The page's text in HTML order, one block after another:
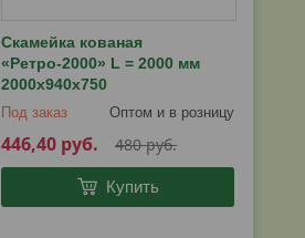
Скамейка кованая
«Ретро-2000» L = 2000 мм
2000х940х750
Под заказ Оптом и в розницу
480руб.
446,40 руб.
Купить